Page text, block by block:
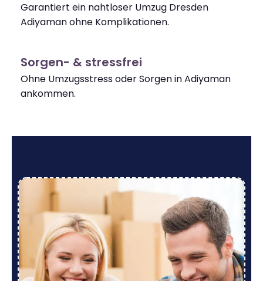
Garantiert ein nahtloser Umzug Dresden
Adiyaman ohne Komplikationen.
Sorgen- & stressfrei
Ohne Umzugsstress oder Sorgen in Adiyaman
ankommen.